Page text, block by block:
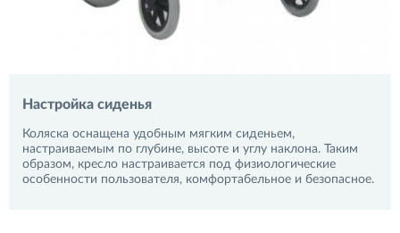
Настройка сиденья
Коляска оснащена удобным мягким сиденьем,
настраиваемым по глубине, высоте и углу наклона. Таким
образом, кресло настраивается под физиологические
особенности пользователя, комфортабельное и безопасное.